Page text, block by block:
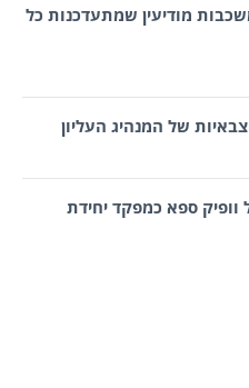
מודיעין שמתעדכנות כל
של המנהיג העליון
וופיק ספא כמפקד יחידת